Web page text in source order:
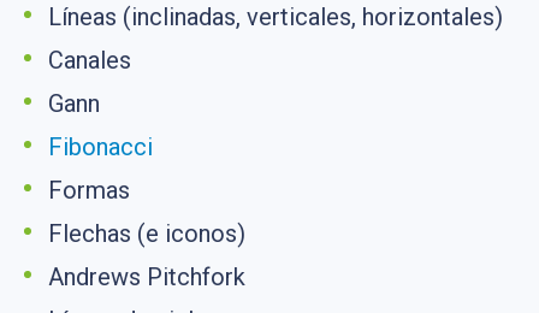
Líneas (inclinadas, verticales, horizontales)
Canales
Gann
Fibonacci
Formas
Flechas (e iconos)
Andrews Pitchfork